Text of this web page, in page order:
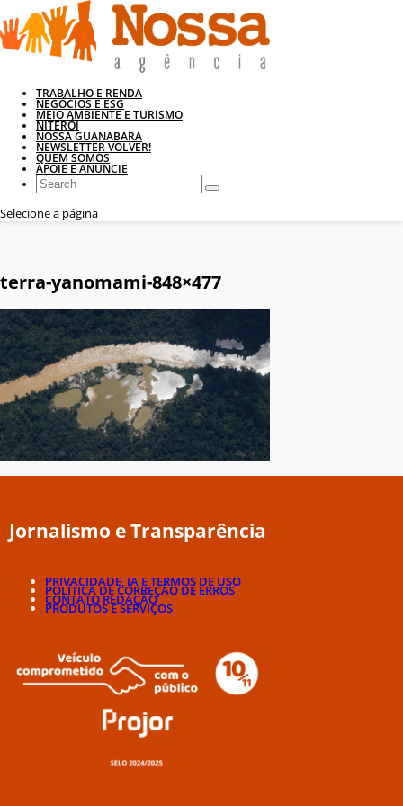
TRABALHO E RENDA
NEGÓCIOS E ESG
MEIO AMBIENTE E TURISMO
NITERÓI
NOSSA GUANABARA
NEWSLETTER VOLVER!
QUEM SOMOS
APOIE E ANUNCIE
Selecione a página
terra-yanomami-848×477
Jornalismo e Transparência
PRIVACIDADE, IA E TERMOS DE USO
POLÍTICA DE CORREÇÃO DE ERROS
CONTATO REDAÇÃO
PRODUTOS E SERVIÇOS